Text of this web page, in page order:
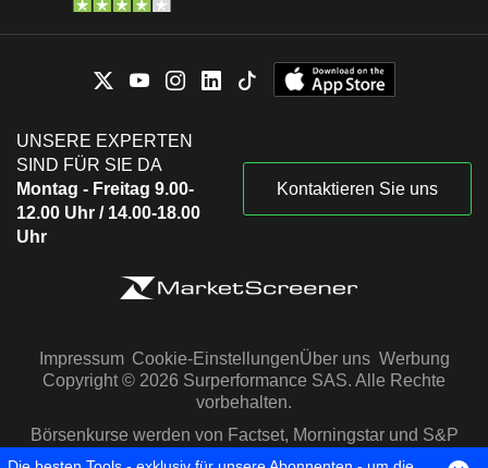
UNSERE EXPERTEN
SIND FÜR SIE DA
Montag - Freitag 9.00-
12.00 Uhr / 14.00-18.00
Uhr
Kontaktieren Sie uns
Impressum Cookie-EinstellungenÜber uns Werbung
Copyright © 2026 Surperformance SAS. Alle Rechte
vorbehalten.
Börsenkurse werden von Factset, Morningstar und S&P
Capital IQ zur Verfügung gestellt